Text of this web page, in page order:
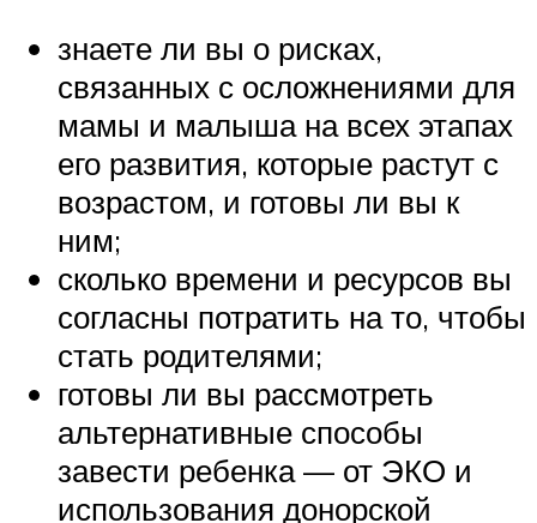
знаете ли вы о рисках,
связанных с осложнениями для
мамы и малыша на всех этапах
его развития, которые растут с
возрастом, и готовы ли вы к
ним;
сколько времени и ресурсов вы
согласны потратить на то, чтобы
стать родителями;
готовы ли вы рассмотреть
альтернативные способы
завести ребенка — от ЭКО и
использования донорской